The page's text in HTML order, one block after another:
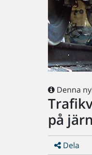
Denna
på
Dela